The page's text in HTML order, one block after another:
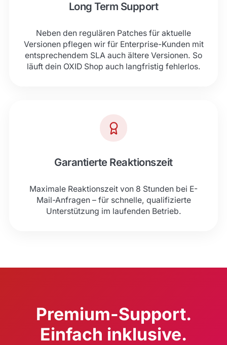
Long Term Support
Neben den regulären Patches für aktuelle
Versionen pflegen wir für Enterprise-Kunden mit
entsprechendem SLA auch ältere Versionen. So
läuft dein OXID Shop auch langfristig fehlerlos.
Garantierte Reaktionszeit
Maximale Reaktionszeit von 8 Stunden bei E-
Mail-Anfragen – für schnelle, qualifizierte
Unterstützung im laufenden Betrieb.
Premium-Support.
Einfach inklusive.